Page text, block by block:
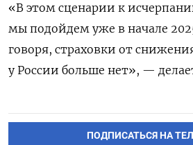
«В этом сценарии к
мы подойдем уже в начале
говоря, страховки от
у России больше нет», —
ПОДПИСАТЬСЯ НА